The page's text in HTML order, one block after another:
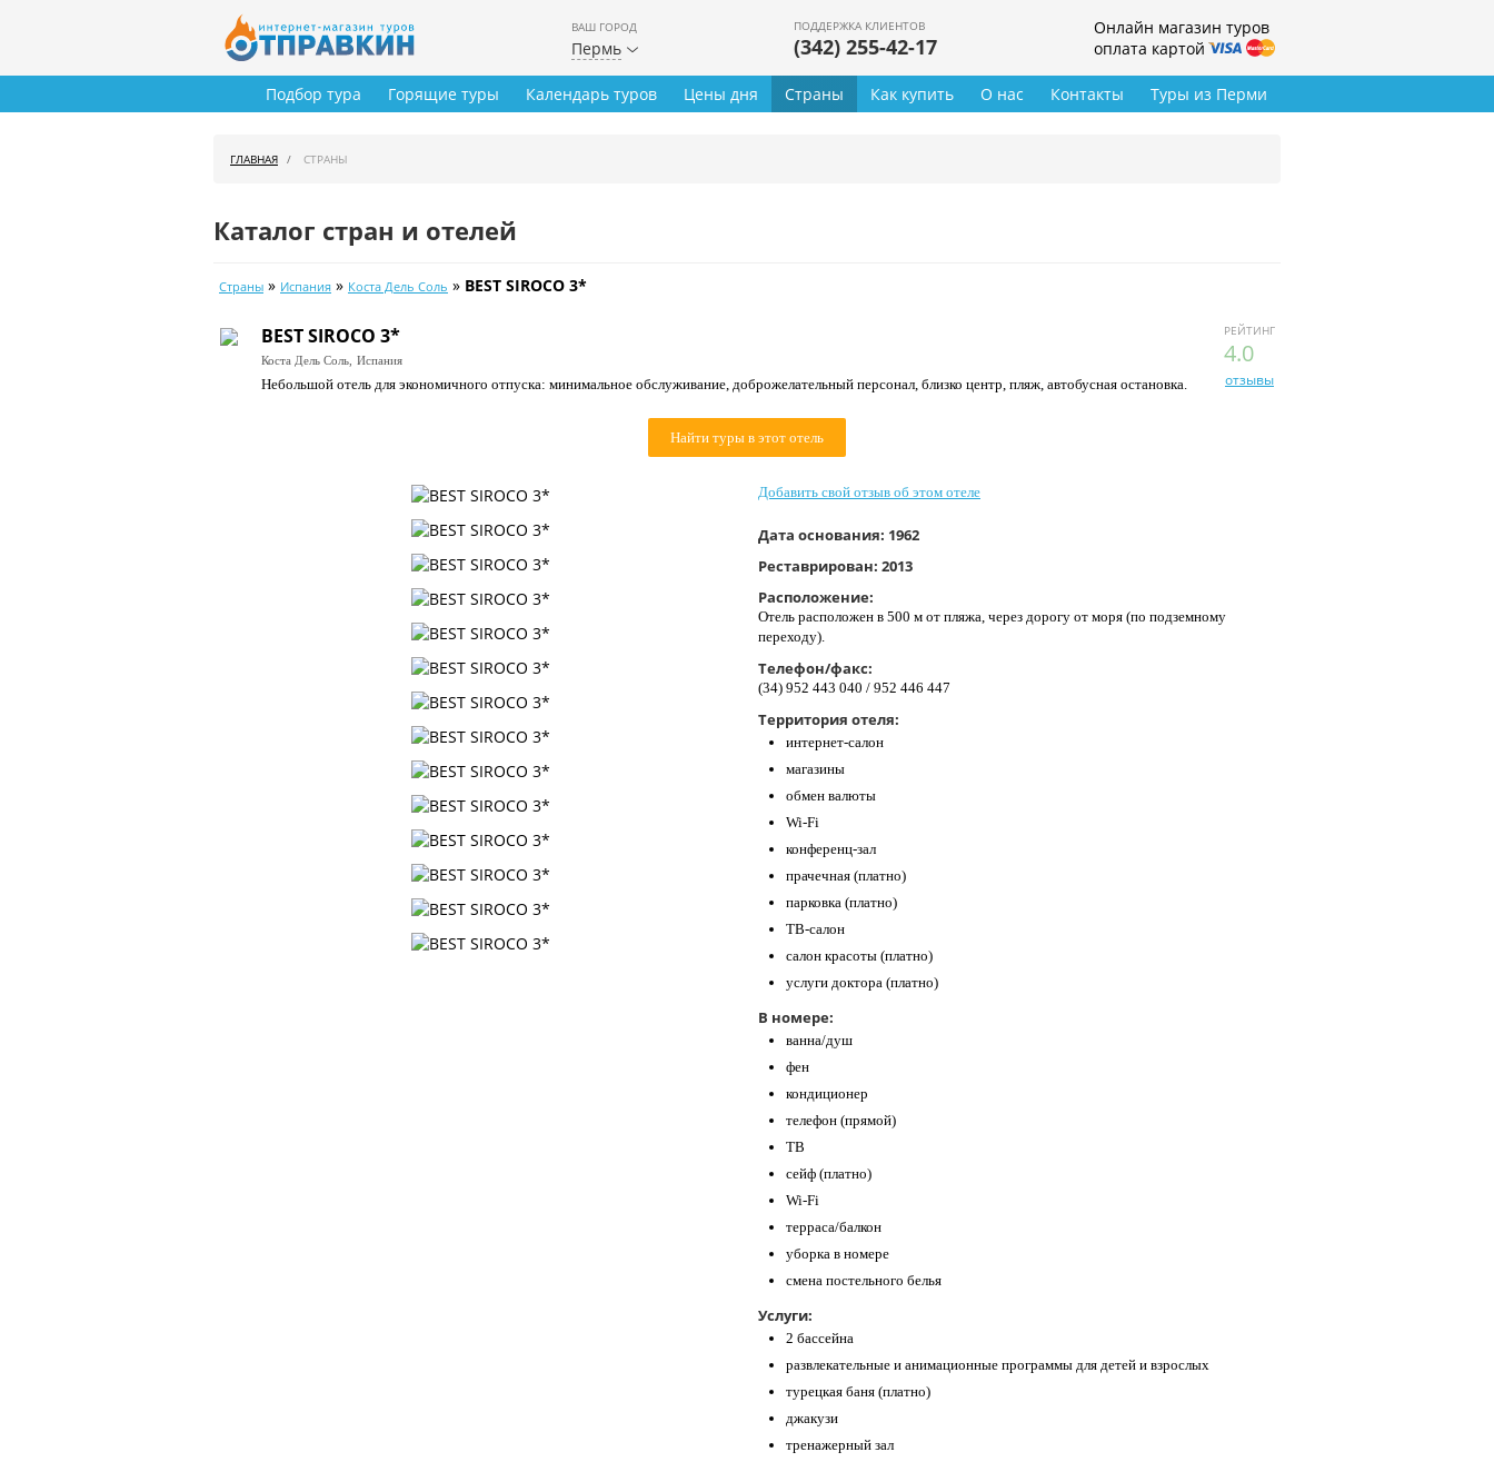
ВАШ ГОРОД
Пермь
ПОДДЕРЖКА КЛИЕНТОВ
(342) 255-42-17
Онлайн магазин туров
оплата картой
Туры из Перми
Подбор тура Горящие туры Календарь туров Цены дня Страны Как купить О нас Контакты
ГЛАВНАЯ СТРАНЫ
Каталог стран и отелей
Страны » Испания » Коста Дель Соль » BEST SIROCO 3*
РЕЙТИНГ
4.0
отзывы
BEST SIROCO 3*
Коста Дель Соль, Испания
Небольшой отель для экономичного отпуска: минимальное обслуживание, доброжелательный персонал, близко центр, пляж, автобусная остановка.
Найти туры в этот отель
Добавить свой отзыв об этом отеле
Дата основания: 1962
Реставрирован: 2013
Расположение:
Отель расположен в 500 м от пляжа, через дорогу от моря (по подземному
переходу).
Телефон/факс:
(34) 952 443 040 / 952 446 447
Территория отеля:
интернет-салон
магазины
обмен валюты
Wi-Fi
конференц-зал
прачечная (платно)
парковка (платно)
ТВ-салон
салон красоты (платно)
услуги доктора (платно)
В номере:
ванна/душ
фен
кондиционер
телефон (прямой)
ТВ
сейф (платно)
Wi-Fi
терраса/балкон
уборка в номере
смена постельного белья
Услуги:
2 бассейна
развлекательные и анимационные программы для детей и взрослых
турецкая баня (платно)
джакузи
тренажерный зал